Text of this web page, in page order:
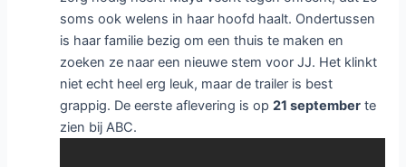
soms ook welens in haar hoofd haalt. Ondertussen
is haar familie bezig om een thuis te maken en
zoeken ze naar een nieuwe stem voor JJ. Het klinkt
niet echt heel erg leuk, maar de trailer is best
grappig. De eerste aflevering is op21 september te
zien bij ABC.